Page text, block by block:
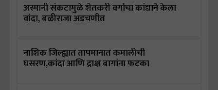
अस्मानी संकटामुळे शेतकरी वर्गाचा कांद्याने केला
वांदा, बळीराजा अडचणीत
नाशिक जिल्ह्यात तापमानात कमालीची
घसरण,कांदा आणि द्राक्ष बागांना फटका